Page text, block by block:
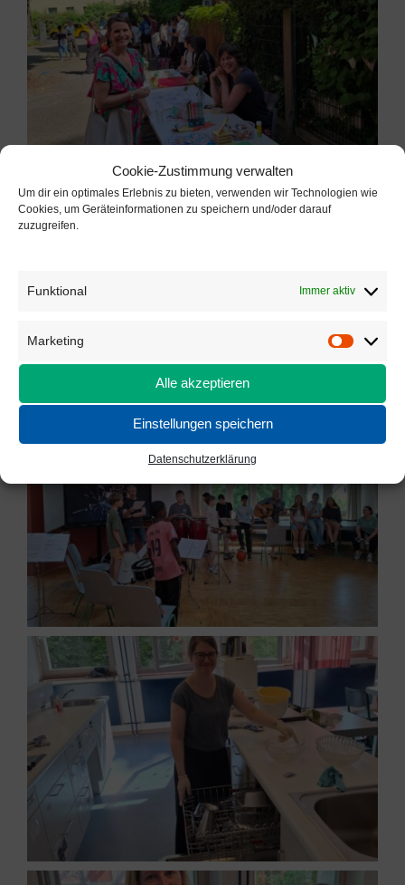
Cookie-Zustimmung verwalten
Um dir ein optimales Erlebnis zu bieten, verwenden wir Technologien wie
Cookies, um Geräteinformationen zu speichern und/oder darauf
zuzugreifen.
Funktional Immer aktiv
Marketing
Alle akzeptieren
Einstellungen speichern
Datenschutzerklärung